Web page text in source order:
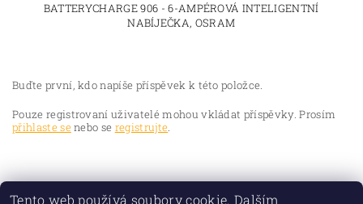
BATTERYCHARGE 906 - 6-AMPÉROVÁ INTELIGENTNÍ
NABÍJEČKA, OSRAM
Buďte první, kdo napíše příspěvek k této položce.
Pouze registrovaní uživatelé mohou vkládat příspěvky. Prosím
přihlaste senebo se registrujte.
Tento web používá soubory cookie. Dalším